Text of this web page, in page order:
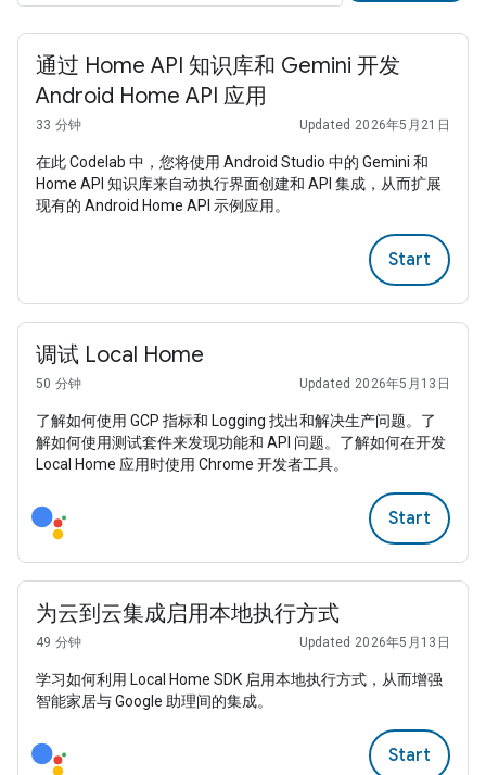
通过 Home API 知识库和 Gemini 开发
Android Home API 应用
33 分钟 Updated 2026年5月21日
在此 Codelab 中，您将使用 Android Studio 中的 Gemini 和
Home API 知识库来自动执行界面创建和 API 集成，从而扩展
现有的 Android Home API 示例应用。
Start
调试 Local Home
50 分钟 Updated 2026年5月13日
了解如何使用 GCP 指标和 Logging 找出和解决生产问题。了
解如何使用测试套件来发现功能和 API 问题。了解如何在开发
Local Home 应用时使用 Chrome 开发者工具。
Start
为云到云集成启用本地执行方式
49 分钟 Updated 2026年5月13日
学习如何利用 Local Home SDK 启用本地执行方式，从而增强
智能家居与 Google 助理间的集成。
Start